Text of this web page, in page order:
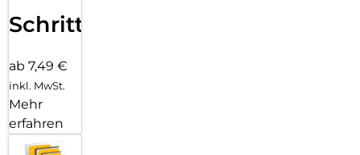
Schritten
ab 7,49 €
inkl. MwSt.
Mehr
erfahren